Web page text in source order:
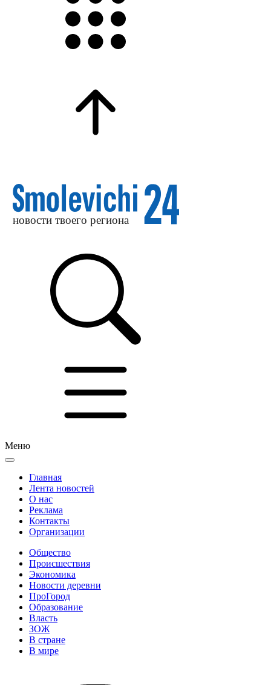
Меню
Главная
Лента новостей
О нас
Реклама
Контакты
Организации
Общество
Происшествия
Экономика
Новости деревни
ПроГород
Образование
Власть
ЗОЖ
В стране
В мире